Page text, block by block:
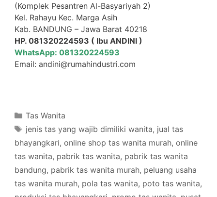
(Komplek Pesantren Al-Basyariyah 2)
Kel. Rahayu Kec. Marga Asih
Kab. BANDUNG – Jawa Barat 40218
HP. 081320224593 ( Ibu ANDINI )
WhatsApp: 081320224593
Email: andini@rumahindustri.com
Categories
Tas Wanita
Tags
jenis tas yang wajib dimiliki wanita, jual tas
bhayangkari, online shop tas wanita murah, online
tas wanita, pabrik tas wanita, pabrik tas wanita
bandung, pabrik tas wanita murah, peluang usaha
tas wanita murah, pola tas wanita, poto tas wanita,